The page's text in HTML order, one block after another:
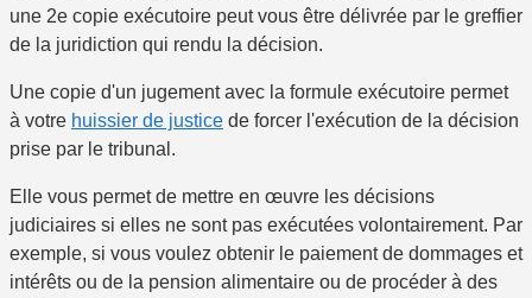
une 2e copie exécutoire peut vous être délivrée par le greffier
de la juridiction qui rendu la décision.
Une copie d'un jugement avec la formule exécutoire permet
à votre huissier de justice de forcer l'exécution de la décision
prise par le tribunal.
Elle vous permet de mettre en œuvre les décisions
judiciaires si elles ne sont pas exécutées volontairement. Par
exemple, si vous voulez obtenir le paiement de dommages et
intérêts ou de la pension alimentaire ou de procéder à des